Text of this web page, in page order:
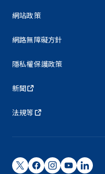
網站政策
網路無障礙方針
隱私權保護政策
新聞
法規等